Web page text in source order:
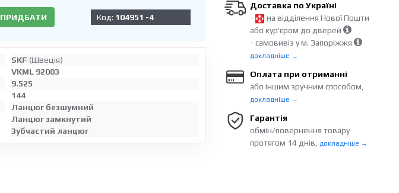
ПРИДБАТИ Код: 104951 -4
SKF (Швеція)
VKML 92003
9.525
144
Ланцюг безшумний
Ланцюг замкнутий
Зубчастий ланцюг
Доставка по Україні
-
на відділення Нової Пошти
або кур'єром до дверей
- самовивіз у м. Запоріжжя
докладніше →
Оплата при отриманні
або іншим зручним способом,
докладніше →
Гарантія
обмін/повернення товару
протягом 14 днів,
докладніше →